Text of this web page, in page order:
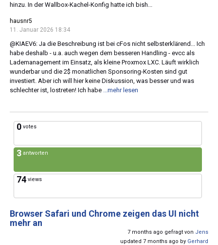
hinzu. In der Wallbox-Kachel-Konfig hatte ich bish...
hausnr5
11. Januar 2026 18:34
@KIAEV6: Ja die Beschreibung ist bei cFos nicht selbsterklärend... Ich
habe deshalb - u.a. auch wegen dem besseren Handling - evcc als
Lademanagement im Einsatz, als kleine Proxmox LXC. Läuft wirklich
wunderbar und die 2$ monatlichen Sponsoring-Kosten sind gut
investiert. Aber ich will hier keine Diskussion, was besser und was
schlechter ist, lostreten! Ich habe
...mehr lesen
0 votes
3 antworten
74 views
Browser Safari und Chrome zeigen das UI nicht
mehr an
7 months ago gefragt von Jens
updated 7 months ago by Gerhard